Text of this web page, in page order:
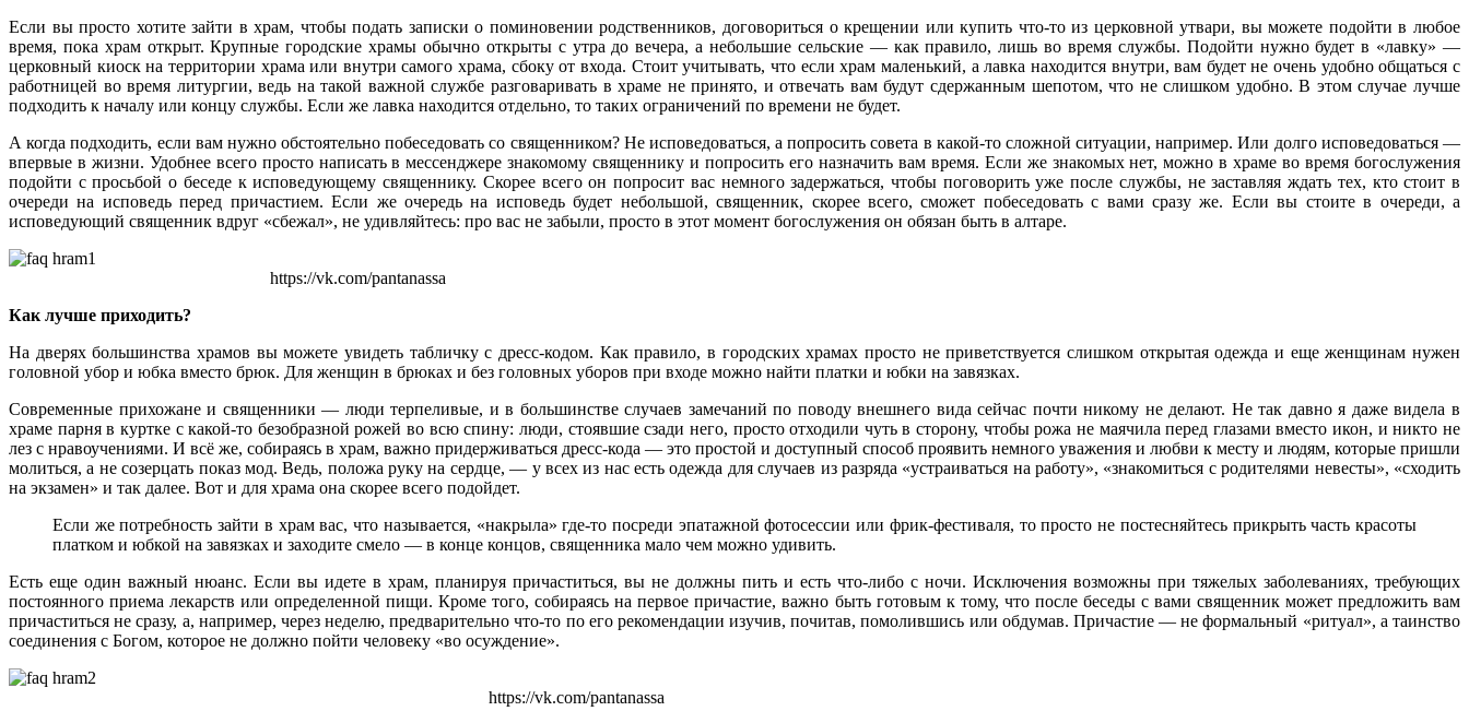
Если вы просто хотите зайти в храм, чтобы подать записки о поминовении родственников, договориться о крещении или купить что-то из церковной утвари, вы можете подойти в любое
время, пока храм открыт. Крупные городские храмы обычно открыты с утра до вечера, а небольшие сельские — как правило, лишь во время службы. Подойти нужно будет в «лавку» —
церковный киоск на территории храма или внутри самого храма, сбоку от входа. Стоит учитывать, что если храм маленький, а лавка находится внутри, вам будет не очень удобно общаться с
работницей во время литургии, ведь на такой важной службе разговаривать в храме не принято, и отвечать вам будут сдержанным шепотом, что не слишком удобно. В этом случае лучше
подходить к началу или концу службы. Если же лавка находится отдельно, то таких ограничений по времени не будет.
А когда подходить, если вам нужно обстоятельно побеседовать со священником? Не исповедоваться, а попросить совета в какой-то сложной ситуации, например. Или долго исповедоваться —
впервые в жизни. Удобнее всего просто написать в мессенджере знакомому священнику и попросить его назначить вам время. Если же знакомых нет, можно в храме во время богослужения
подойти с просьбой о беседе к исповедующему священнику. Скорее всего он попросит вас немного задержаться, чтобы поговорить уже после службы, не заставляя ждать тех, кто стоит в
очереди на исповедь перед причастием. Если же очередь на исповедь будет небольшой, священник, скорее всего, сможет побеседовать с вами сразу же. Если вы стоите в очереди, а
исповедующий священник вдруг «сбежал», не удивляйтесь: про вас не забыли, просто в этот момент богослужения он обязан быть в алтаре.
https://vk.com/pantanassa
Как лучше приходить?
На дверях большинства храмов вы можете увидеть табличку с дресс-кодом. Как правило, в городских храмах просто не приветствуется слишком открытая одежда и еще женщинам нужен
головной убор и юбка вместо брюк. Для женщин в брюках и без головных уборов при входе можно найти платки и юбки на завязках.
Современные прихожане и священники — люди терпеливые, и в большинстве случаев замечаний по поводу внешнего вида сейчас почти никому не делают. Не так давно я даже видела в
храме парня в куртке с какой-то безобразной рожей во всю спину: люди, стоявшие сзади него, просто отходили чуть в сторону, чтобы рожа не маячила перед глазами вместо икон, и никто не
лез с нравоучениями. И всё же, собираясь в храм, важно придерживаться дресс-кода — это простой и доступный способ проявить немного уважения и любви к месту и людям, которые пришли
молиться, а не созерцать показ мод. Ведь, положа руку на сердце, — у всех из нас есть одежда для случаев из разряда «устраиваться на работу», «знакомиться с родителями невесты», «сходить
на экзамен» и так далее. Вот и для храма она скорее всего подойдет.
Если же потребность зайти в храм вас, что называется, «накрыла» где-то посреди эпатажной фотосессии или фрик-фестиваля, то просто не постесняйтесь прикрыть часть красоты
платком и юбкой на завязках и заходите смело — в конце концов, священника мало чем можно удивить.
Есть еще один важный нюанс. Если вы идете в храм, планируя причаститься, вы не должны пить и есть что-либо с ночи. Исключения возможны при тяжелых заболеваниях, требующих
постоянного приема лекарств или определенной пищи. Кроме того, собираясь на первое причастие, важно быть готовым к тому, что после беседы с вами священник может предложить вам
причаститься не сразу, а, например, через неделю, предварительно что-то по его рекомендации изучив, почитав, помолившись или обдумав. Причастие — не формальный «ритуал», а таинство
соединения с Богом, которое не должно пойти человеку «во осуждение».
https://vk.com/pantanassa